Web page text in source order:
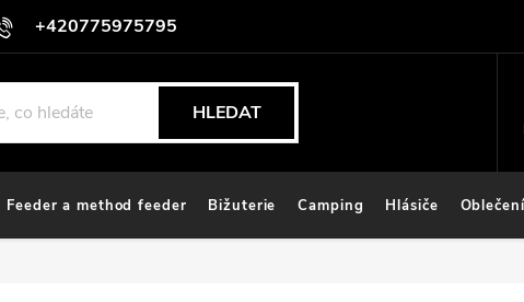
+420775975795
HLEDAT
Feeder a method feeder Bižuterie Camping Hlásiče Oblečení